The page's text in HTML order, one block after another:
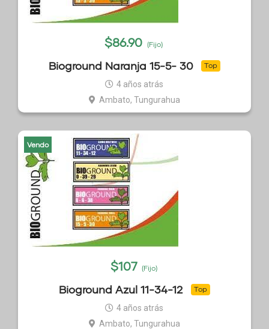
$86.90 (Fijo)
Bioground Naranja 15-5- 30 Top
4 años atrás
Ambato, Tungurahua
Vendo
$107 (Fijo)
Bioground Azul 11-34-12 Top
4 años atrás
Ambato, Tungurahua